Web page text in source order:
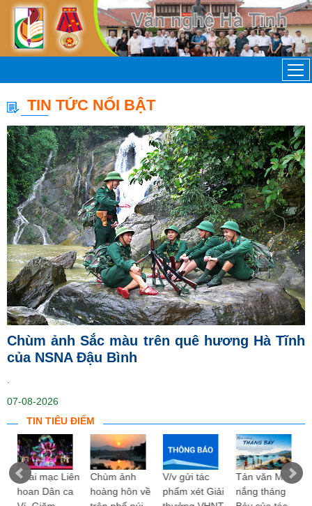
TIN TỨC NỔI BẬT
Chùm ảnh Sắc màu trên quê hương Hà Tĩnh
của NSNA Đậu Bình
07-08-2026
TIN TIÊU ĐIỂM
Khai mạc Liên
hoan Dân ca
Chùm ảnh
hoàng hôn về
V/v gửi tác
phẩm xét Giải
Tản văn Mùa
nắng tháng